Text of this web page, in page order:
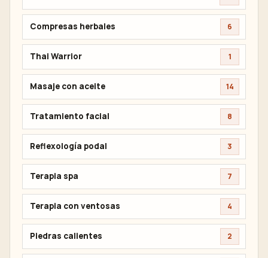
Compresas herbales 6
Thai Warrior 1
Masaje con aceite 14
Tratamiento facial 8
Reflexología podal 3
Terapia spa 7
Terapia con ventosas 4
Piedras calientes 2